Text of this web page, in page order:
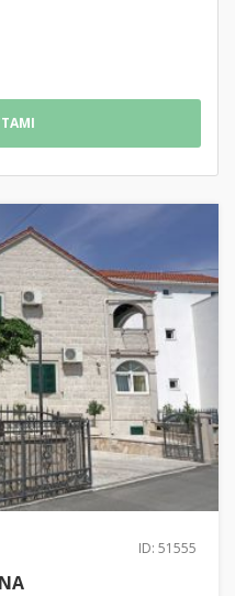
ID: 51555